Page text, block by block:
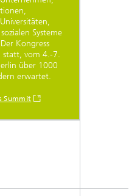
Systeme
Kongress
statt, vom 4.-7.
über 1000
erwartet.
Summit